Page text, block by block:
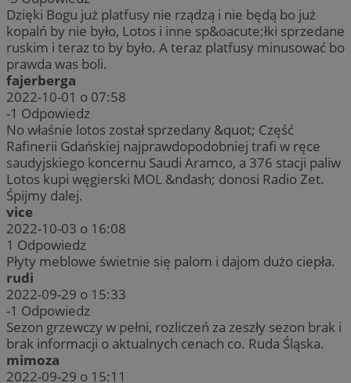
Dzięki Bogu już platfusy nie rządzą i nie będą bo już
kopalń by nie było, Lotos i inne sp&oacute;łki sprzedane
ruskim i teraz to by było. A teraz platfusy minusować bo
prawda was boli.
fajerberga
2022-10-01 o 07:58
-1 Odpowiedz
No właśnie lotos został sprzedany &quot; Część
Rafinerii Gdańskiej najprawdopodobniej trafi w ręce
saudyjskiego koncernu Saudi Aramco, a 376 stacji paliw
Lotos kupi węgierski MOL &ndash; donosi Radio Zet.
Śpijmy dalej.
vice
2022-10-03 o 16:08
1 Odpowiedz
Płyty meblowe świetnie się palom i dajom dużo ciepła.
rudi
2022-09-29 o 15:33
-1 Odpowiedz
Sezon grzewczy w pełni, rozliczeń za zeszły sezon brak i
brak informacji o aktualnych cenach co. Ruda Śląska.
mimoza
2022-09-29 o 15:11